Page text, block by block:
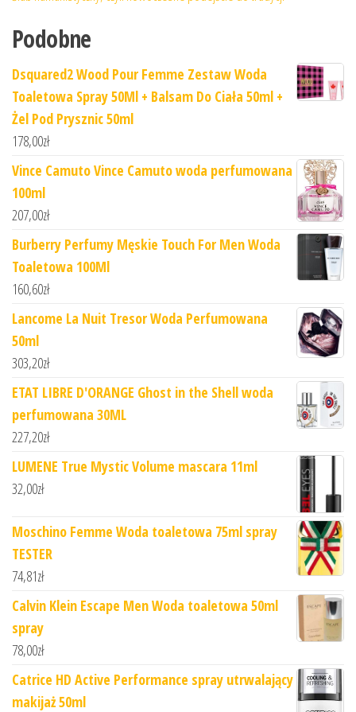
Podobne
Dsquared2 Wood Pour Femme Zestaw Woda
Toaletowa Spray 50Ml + Balsam Do Ciała 50ml +
Żel Pod Prysznic 50ml
178,00zł
Vince Camuto Vince Camuto woda perfumowana
100ml
207,00zł
Burberry Perfumy Męskie Touch For Men Woda
Toaletowa 100Ml
160,60zł
Lancome La Nuit Tresor Woda Perfumowana
50ml
303,20zł
ETAT LIBRE D'ORANGE Ghost in the Shell woda
perfumowana 30ML
227,20zł
LUMENE True Mystic Volume mascara 11ml
32,00zł
Moschino Femme Woda toaletowa 75ml spray
TESTER
74,81zł
Calvin Klein Escape Men Woda toaletowa 50ml
spray
78,00zł
Catrice HD Active Performance spray utrwalający
makijaż 50ml